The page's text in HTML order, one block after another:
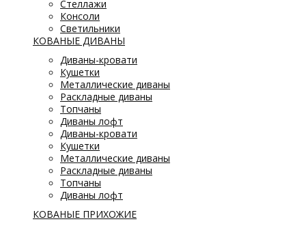
Стеллажи
Консоли
Светильники
КОВАНЫЕ ДИВАНЫ
Диваны-кровати
Кушетки
Металлические диваны
Раскладные диваны
Топчаны
Диваны лофт
Диваны-кровати
Кушетки
Металлические диваны
Раскладные диваны
Топчаны
Диваны лофт
КОВАНЫЕ ПРИХОЖИЕ